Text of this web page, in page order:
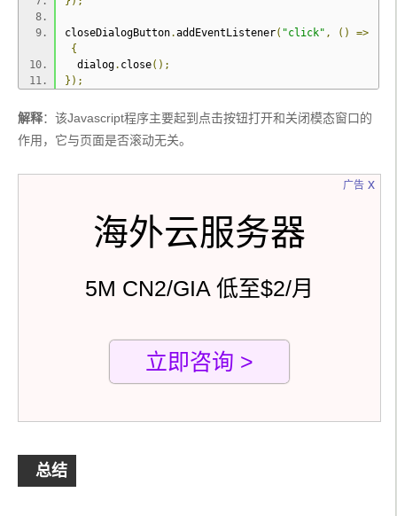
closeDialogButton.addEventListener( "click" , ()
=>
{
dialog. close();
});
解释：该Javascript程序主要起到点击按钮打开和关闭模态窗口的
作用，它与页面是否滚动无关。
广告
海外云服务器
5M CN2/GIA 低至$2/月
立即咨询 >
x
总结